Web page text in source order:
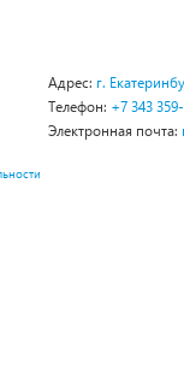
Адрес: г.
Телефон: +7 343
Электронная почта: